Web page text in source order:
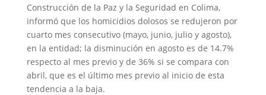
Construcción de la Paz y la Seguridad en Colima,
informó que los homicidios dolosos se redujeron por
cuarto mes consecutivo (mayo, junio, julio y agosto),
en la entidad; la disminución en agosto es de 14.7%
respecto al mes previo y de 36% si se compara con
abril, que es el último mes previo al inicio de esta
tendencia a la baja.